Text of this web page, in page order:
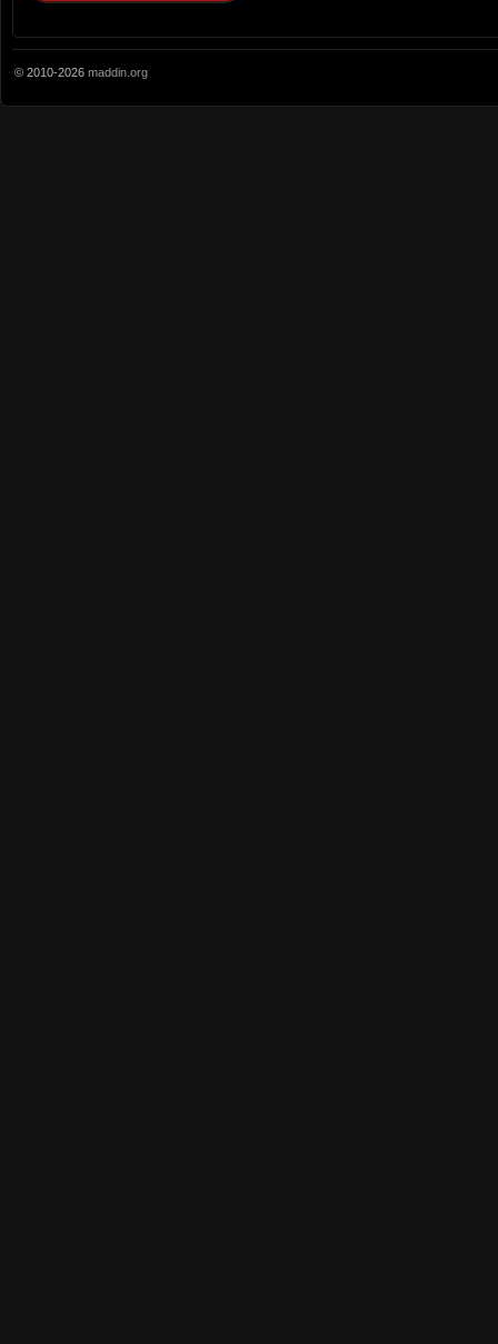
© 2010-2026 maddin.org